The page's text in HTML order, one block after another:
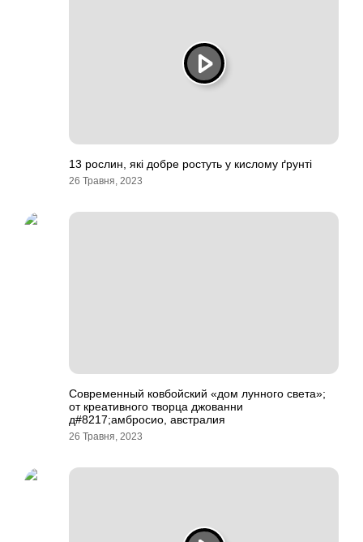
13 рослин, які добре ростуть у кислому ґрунті
26 Травня, 2023
Современный ковбойский «дом лунного света»;
от креативного творца джованни
д#8217;амбросио, австралия
26 Травня, 2023